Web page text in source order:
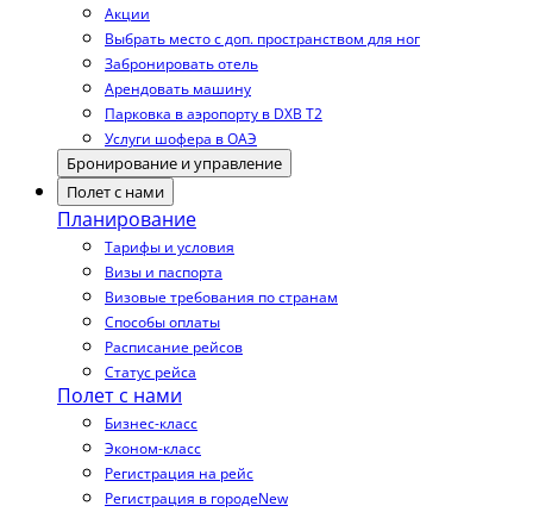
Акции
Выбрать место с доп. пространством для ног
Забронировать отель
Арендовать машину
Парковка в аэропорту в DXB T2
Услуги шофера в ОАЭ
Бронирование и управление
Полет с нами
Планирование
Тарифы и условия
Визы и паспорта
Визовые требования по странам
Способы оплаты
Расписание рейсов
Статус рейса
Полет с нами
Бизнес-класс
Эконом-класс
Регистрация на рейс
Регистрация в городеNew